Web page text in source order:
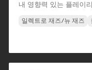
내 영향력 있는 플레이
일렉트로 재즈/뉴 재즈